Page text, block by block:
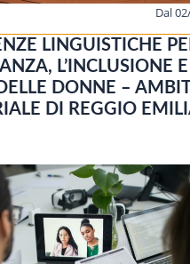
Dal
LINGUISTICHE
L’INCLUSIONE
DONNE –
DI REGGIO